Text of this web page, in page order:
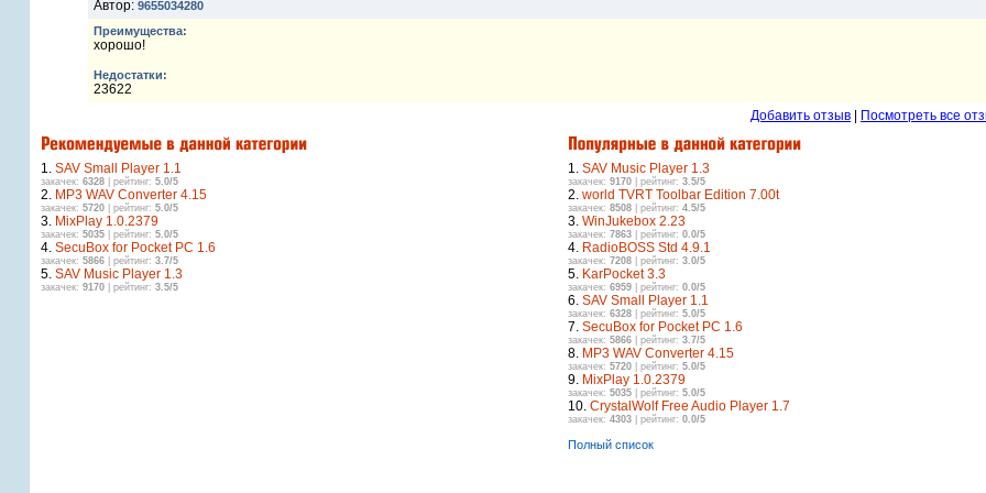
Автор: 9655034280
Преимущества:
хорошо!
Недостатки:
23622
Добавить отзыв
Посмотреть все
1. SAV Small Player 1.1
закачек: 6328 | рейтинг: 5.0/5
2. MP3 WAV Converter 4.15
закачек: 5720 | рейтинг: 5.0/5
3. MixPlay 1.0.2379
закачек: 5035 | рейтинг: 5.0/5
4. SecuBox for Pocket PC 1.6
закачек: 5866 | рейтинг: 3.7/5
5. SAV Music Player 1.3
закачек: 9170 | рейтинг: 3.5/5
1. SAV Music Player 1.3
закачек: 9170 | рейтинг: 3.5/5
2. world TVRT Toolbar Edition 7.00t
закачек: 8508 | рейтинг: 4.5/5
3. WinJukebox 2.23
закачек: 7863 | рейтинг: 0.0/5
4. RadioBOSS Std 4.9.1
закачек: 7208 | рейтинг: 3.0/5
5. KarPocket 3.3
закачек: 6959 | рейтинг: 0.0/5
6. SAV Small Player 1.1
закачек: 6328 | рейтинг: 5.0/5
7. SecuBox for Pocket PC 1.6
закачек: 5866 | рейтинг: 3.7/5
8. MP3 WAV Converter 4.15
закачек: 5720 | рейтинг: 5.0/5
9. MixPlay 1.0.2379
закачек: 5035 | рейтинг: 5.0/5
10. CrystalWolf Free Audio Player 1.7
закачек: 4303 | рейтинг: 0.0/5
Полный список